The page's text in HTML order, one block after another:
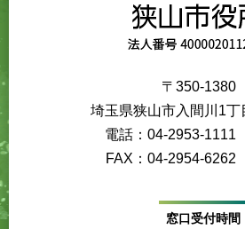
〒350-1380
埼玉県狭山市入間川1丁
電話：04-2953-1111
FAX：04-2954-6262
窓口受付時間